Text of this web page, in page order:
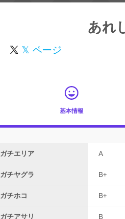
あれ
𝕏 ページ
基本情報
ガチエリア A
ガチヤグラ B+
ガチホコ B+
ガチアサリ B